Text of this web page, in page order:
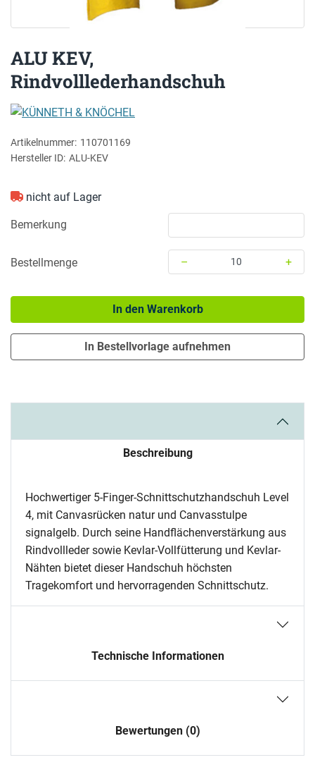
ALU KEV,
Rindvolllederhandschuh
Artikelnummer: 110701169
Hersteller ID: ALU-KEV
nicht auf Lager
Bemerkung
Bestellmenge –
+
In den Warenkorb
In Bestellvorlage aufnehmen
Beschreibung
Hochwertiger 5-Finger-Schnittschutzhandschuh Level
4, mit Canvasrücken natur und Canvasstulpe
signalgelb. Durch seine Handflächenverstärkung aus
Rindvollleder sowie Kevlar-Vollfütterung und Kevlar-
Nähten bietet dieser Handschuh höchsten
Tragekomfort und hervorragenden Schnittschutz.
Technische Informationen
Bewertungen (0)